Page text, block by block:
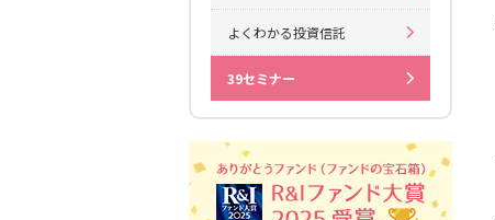
よくわかる投資信託
39セミナー